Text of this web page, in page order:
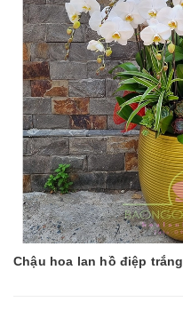
Chậu hoa lan hồ điệp trắng